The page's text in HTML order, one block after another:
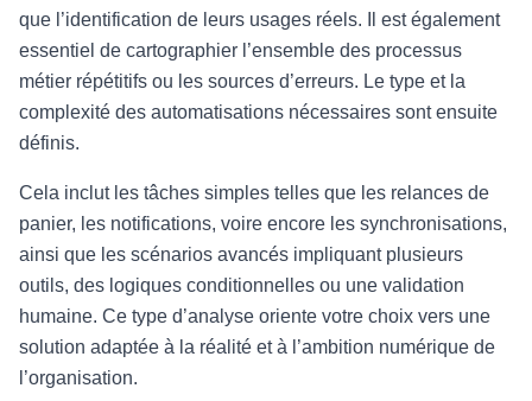
que l’identification de leurs usages réels. Il est également
essentiel de cartographier l’ensemble des processus
métier répétitifs ou les sources d’erreurs. Le type et la
complexité des automatisations nécessaires sont ensuite
définis.
Cela inclut les tâches simples telles que les relances de
panier, les notifications, voire encore les synchronisations,
ainsi que les scénarios avancés impliquant plusieurs
outils, des logiques conditionnelles ou une validation
humaine. Ce type d’analyse oriente votre choix vers une
solution adaptée à la réalité et à l’ambition numérique de
l’organisation.